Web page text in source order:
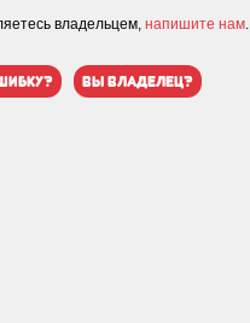
владельцем, напишите нам.
вы владелец?